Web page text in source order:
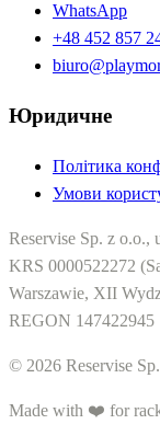
WhatsApp
+48 452 857
Юридичне
Політика
Умови
Reservise Sp. z o.o.,
KRS 0000522272
Warszawie, XII
REGON 147422945
© 2026 Reservise
Made with ❤️ for